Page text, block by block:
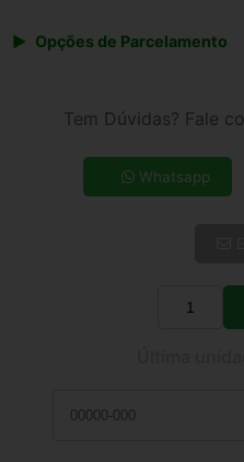
Opções de Parcelamento
4x de R$ 54,88
5x de R$ 44,47
Tem Dúvidas? Fale
Whatsapp